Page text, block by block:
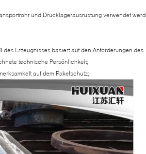
und Drucklagerausrüstung verwendet
Erzeugnisses basiert auf den Anforderungen des
technische Persönlichkeit;
auf dem Paketschutz;